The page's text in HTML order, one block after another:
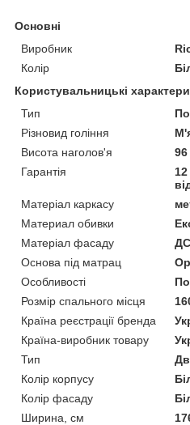
Основні
Виробник
Колір
Користувальницькі
Тип
Різновид гоління
Висота наголов'я
Гарантія
12
Матеріал каркасу
Материал обивки
Матеріал фасаду
Основа під матрац
Особливості
Розмір спального місця
Країна реєстрації бренда
Країна-виробник товару
Тип
Колір корпусу
Колір фасаду
Ширина, см